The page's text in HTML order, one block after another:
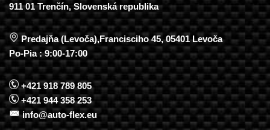
911 01 Trenčín, Slovenská republika
Predajňa (Levoča),Francisciho 45, 05401 Levoča
Po-Pia : 9:00-17:00
+421 918 789 805
+421 944 358 253
info@auto-flex.eu